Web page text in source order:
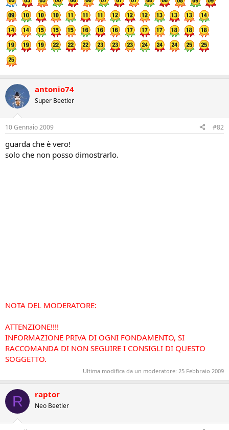
antonio74
Super Beetler
10 Gennaio 2009 #82
guarda che è vero!
solo che non posso dimostrarlo.
NOTA DEL MODERATORE:
ATTENZIONE!!!!
INFORMAZIONE PRIVA DI OGNI FONDAMENTO, SI
RACCOMANDA DI NON SEGUIRE I CONSIGLI DI QUESTO
SOGGETTO.
Ultima modifica da un moderatore: 25 Febbraio 2009
R raptor
Neo Beetler